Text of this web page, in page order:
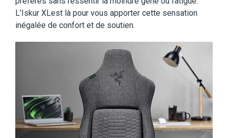
L’Iskur XLest là pour vous apporter cette sensation
inégalée de confort et de soutien.